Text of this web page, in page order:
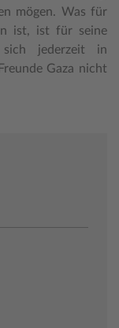
mögen. Was für
ist, ist für seine
sich jederzeit in
Gaza nicht